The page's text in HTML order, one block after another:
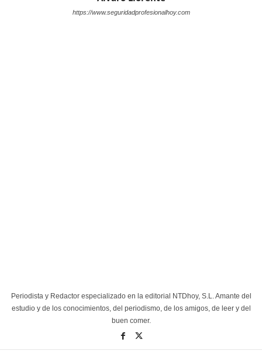
https://www.seguridadprofesionalhoy.com
Periodista y Redactor especializado en la editorial NTDhoy, S.L. Amante del
estudio y de los conocimientos, del periodismo, de los amigos, de leer y del
buen comer.